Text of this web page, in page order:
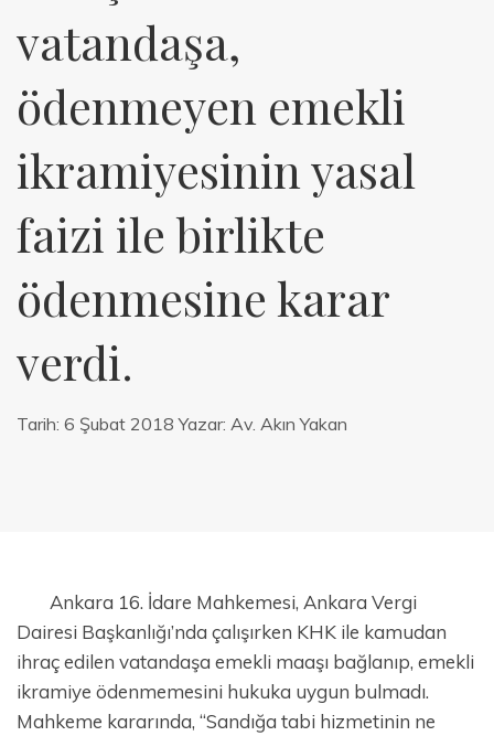
vatandaşa,
ödenmeyen emekli
ikramiyesinin yasal
faizi ile birlikte
ödenmesine karar
verdi.
Tarih: 6 Şubat 2018 Yazar: Av. Akın Yakan
Ankara 16. İdare Mahkemesi, Ankara Vergi
Dairesi Başkanlığı’nda çalışırken KHK ile kamudan
ihraç edilen vatandaşa emekli maaşı bağlanıp, emekli
ikramiye ödenmemesini hukuka uygun bulmadı.
Mahkeme kararında, “Sandığa tabi hizmetinin ne